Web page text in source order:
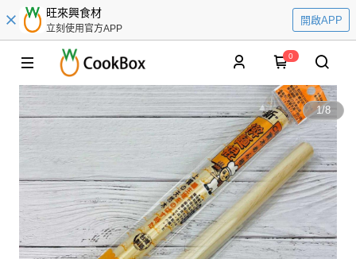
旺來興食材
立刻使用官方APP
開啟APP
0
1/8